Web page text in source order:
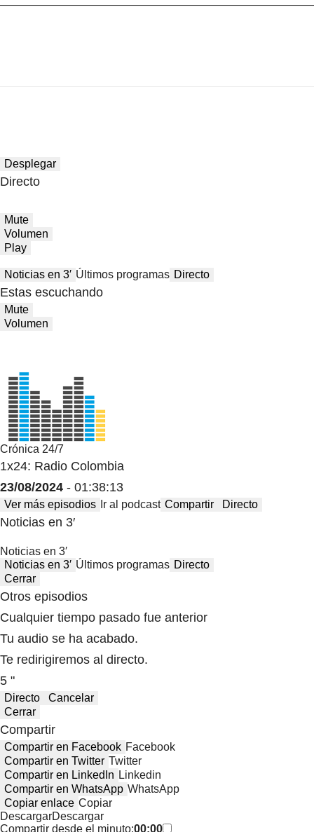
Desplegar
Directo
Mute
Volumen
Play
Noticias en 3′ Últimos programas Directo
Estas escuchando
Mute
Volumen
Crónica 24/7
1x24: Radio Colombia
23/08/2024 - 01:38:13
Ver más episodios Ir al podcast Compartir Directo
Noticias en 3′
Noticias en 3′
Noticias en 3′ Últimos programas Directo
Cerrar
Otros episodios
Cualquier tiempo pasado fue anterior
Tu audio se ha acabado.
Te redirigiremos al directo.
5 "
Directo
Cancelar
Cerrar
Compartir
Compartir en Facebook Facebook
Compartir en Twitter Twitter
Compartir en LinkedIn Linkedin
Compartir en WhatsApp WhatsApp
Copiar enlace Copiar
DescargarDescargar
Compartir desde el minuto:00:00